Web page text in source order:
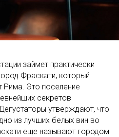
займет практически
Фраскати, который
Рима. Это поселение
секретов
утверждают, что
из лучших белых вин во
еще называют городом